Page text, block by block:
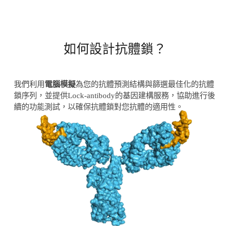
如何設計抗體鎖？
我們利用電腦模擬為您的抗體預測結構與篩選最佳化的抗體
鎖序列，並提供Lock-antibody的基因建構服務，協助進行後
續的功能測試，以確保抗體鎖對您抗體的適用性。